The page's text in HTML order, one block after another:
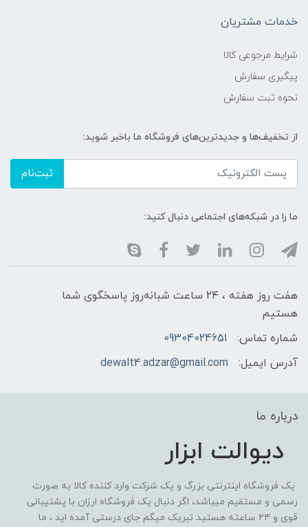
خدمات مشتریان
شرایط مرجوعی کالا
پیگیری سفارش
نحوه ثبت سفارش
از تخفیف‌ها و جدیدترین‌های فروشگاه ما باخبر شوید:
ثبت‌نام
ما را در شبکه‌های اجتماعی دنبال کنید:
هفت روز هفته ، ۲۴ ساعت شبانه‌روز پاسخگوی شما
هستیم
شماره تماس:
09304024651
آدرس ایمیل:
dewalt4.adzar@gmail.com
درباره ما
دیوالت ابزار
یک فروشگاه اینترنتی بزرگ و یک شرکت وارد کننده کالا به صورت
رسمی و مستقیم میباشد، اگر دنبال یک فروشگاه ارزان با پشتیبانی
قوی و ۲۴ ساعته هستید تبریک میگم جای درستی آمده اید ، ما